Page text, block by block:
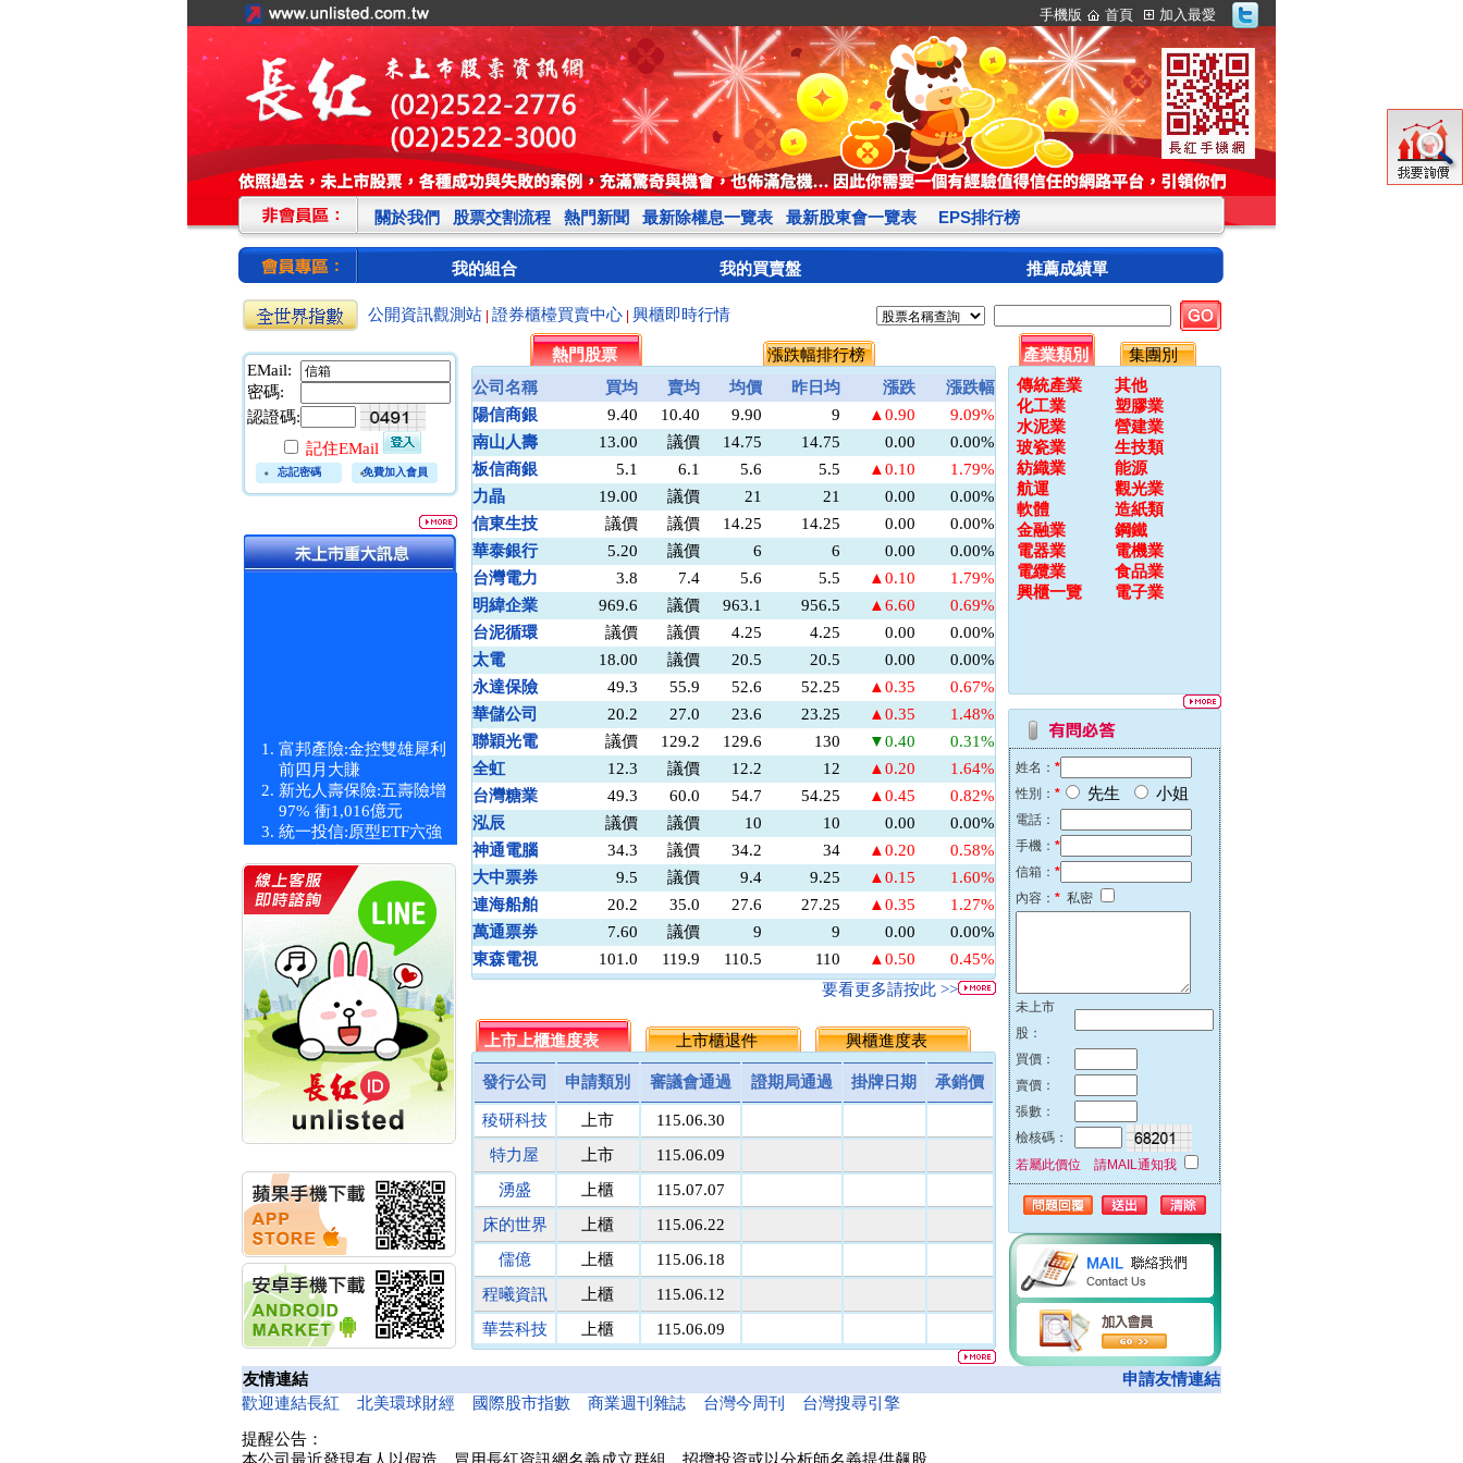
手機版 首頁 加入最愛
關於我們 股票交割流程 熱門新聞 最新除權息一覽表 最新股東會一覽表 EPS排行榜
我的組合 我的買賣盤 推薦成績單
公開資訊觀測站 證券櫃檯買賣中心 興櫃即時行情
EMail:
密碼:
認證碼:
記住EMail
忘記密碼 免費加入會員
富邦產險:金控雙雄犀利
前四月大賺
新光人壽保險:五壽險增
97% 衝1,016億元
統一投信:原型ETF六強
漲逾九成
統一投信:主動式ETF溢
價 被盯上
新光人壽保險:新壽Q1外
價金將達996億
宇辰系統科技:宇辰業績
創新高 啟動興櫃轉上櫃
計畫
明緯企業:明緯永續科技
競賽 以電源驅動善的力
量
秀育企業:秀育SHO-U儲
能系統 獲國內首張CNS
認證
聯博投信:聯博00404A
華旭先進:代重要子公司
碩通散熱股份有限公司
公告董事會通過發言人
及代理發
華旭先進:代重要子公司
碩通散熱股份有限公司
公告董事會決議發行員
工認股權
華旭先進:代重要子公司
公告董事會追認113年
向關係
碩通散熱股份有限公司
熱門股票
漲跌幅排行榜
公司名稱
買均 賣均 均價 昨日均 漲跌
漲跌幅
陽信商銀
9.40 10.40 9.90 9 ▲0.90
9.09%
南山人壽
13.00 議價 14.75 14.75 0.00
0.00%
板信商銀
5.1 6.1 5.6 5.5 ▲0.10
1.79%
力晶
19.00 議價 21 21 0.00
0.00%
信東生技
議價 議價 14.25 14.25 0.00
0.00%
華泰銀行
5.20 議價 6 6 0.00
0.00%
台灣電力
3.8 7.4 5.6 5.5 ▲0.10
1.79%
明緯企業
969.6 議價 963.1 956.5 ▲6.60
0.69%
台泥循環
議價 議價 4.25 4.25 0.00
0.00%
太電
18.00 議價 20.5 20.5 0.00
0.00%
永達保險
49.3 55.9 52.6 52.25 ▲0.35
0.67%
華儲公司
20.2 27.0 23.6 23.25 ▲0.35
1.48%
聯穎光電
議價 129.2 129.6 130 ▼0.40
0.31%
全虹
12.3 議價 12.2 12 ▲0.20
1.64%
台灣糖業
49.3 60.0 54.7 54.25 ▲0.45
0.82%
泓辰
議價 議價 10 10 0.00
0.00%
神通電腦
34.3 議價 34.2 34 ▲0.20
0.58%
大中票券
9.5 議價 9.4 9.25 ▲0.15
1.60%
連海船舶
20.2 35.0 27.6 27.25 ▲0.35
1.27%
萬通票券
7.60 議價 9 9 0.00
0.00%
東森電視
101.0 119.9 110.5 110 ▲0.50
0.45%
5.5 ▲0.20
3.51%
台灣集保
131.1 171.8 151.5 149.5 ▲2.00
1.32%
馬上發
議價 8.1 8.1 8 ▲0.10
1.23%
民間全民
議價 議價 10 10 0.00
0.00%
鎧鉅科技
議價 議價
萬里遊
10.0 議價
醫電鼎眾
議價 41.9 42.0 42 0.00
0.00%
三信商銀
議價 13.7 13.6 13.5 ▲0.10
0.74%
菘凱科技
議價 10.0
東盈光電
議價 16.2
匯頂電腦
議價 10.0
南美特科
議價 364.5 364.8 365 ▼0.20
0.05%
台塑網科
70.00 議價 86 86 0.00
0.00%
捷揚光電
議價 249.5 249.8 250 ▼0.20
0.08%
新德科技
議價 20.1 20.1 20 ▲0.10
0.50%
諾瓦材料
議價 50.0 50.0 50 0.00
要看更多請按此 >>
上市上櫃進度表 上市櫃退件 興櫃進度表
發行公司 申請類別 審議會通過 證期局通過 掛牌日期 承銷價
稜研科技 上市
115.06.30
特力屋
上市
115.06.09
湧盛
上櫃
115.07.07
床的世界
上櫃
115.06.22
儒億
上櫃
115.06.18
程曦資訊
上櫃
115.06.12
華芸科技
上櫃
115.06.09
精華生醫
上櫃
115.06.16
和亞智慧
上櫃 115.05.21
產業類別
集團別
傳統產業
其他
化工業
塑膠業
水泥業
營建業
玻瓷業
生技類
紡織業
能源
航運
觀光業
軟體
造紙類
金融業
鋼鐵
電器業
電機業
電纜業
食品業
興櫃一覽
電子業
姓名： *
性別： * 先生 小姐
電話：
手機： *
信箱： *
內容： * 私密
未上市
股：
買價：
賣價：
張數：
檢核碼：
若屬此價位 請MAIL通知我
友情連結
申請友情連結
歡迎連結長紅
北美環球財經 國際股市指數 商業週刊雜誌 台灣今周刊 台灣搜尋引擎
提醒公告：